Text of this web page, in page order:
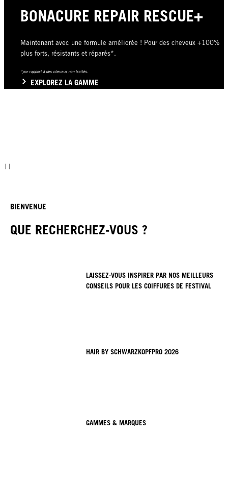
BONACURE REPAIR RESCUE+
Maintenant avec une formule améliorée ! Pour des cheveux +100%
plus forts, résistants et réparés*.
*par rapport à des cheveux non traités.
EXPLOREZ LA GAMME
BIENVENUE
QUE RECHERCHEZ-VOUS ?
LAISSEZ-VOUS INSPIRER PAR NOS MEILLEURS
CONSEILS POUR LES COIFFURES DE FESTIVAL
HAIR BY SCHWARZKOPFPRO 2026
GAMMES & MARQUES